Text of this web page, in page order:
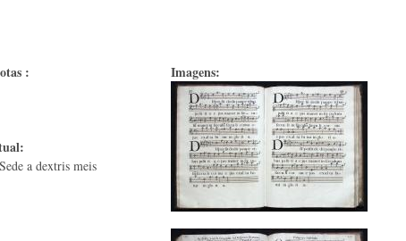
:
a dextris meis
Imagens: